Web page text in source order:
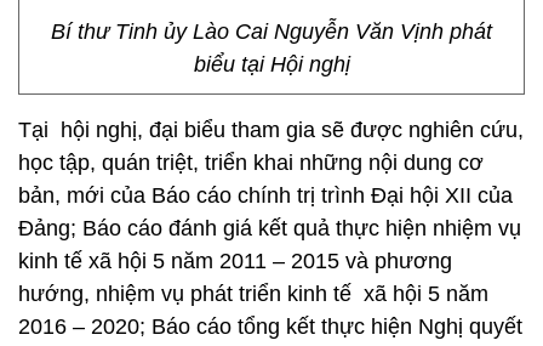
Bí thư Tinh ủy Lào Cai Nguyễn Văn Vịnh phát
biểu tại Hội nghị
Tại hội nghị, đại biểu tham gia sẽ được nghiên cứu,
học tập, quán triệt, triển khai những nội dung cơ
bản, mới của Báo cáo chính trị trình Đại hội XII của
Đảng; Báo cáo đánh giá kết quả thực hiện nhiệm vụ
kinh tế xã hội 5 năm 2011 – 2015 và phương
hướng, nhiệm vụ phát triển kinh tế xã hội 5 năm
2016 – 2020; Báo cáo tổng kết thực hiện Nghị quyết